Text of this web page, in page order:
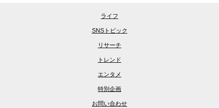
ライフ
SNSトピック
リサーチ
トレンド
エンタメ
特別企画
お問い合わせ